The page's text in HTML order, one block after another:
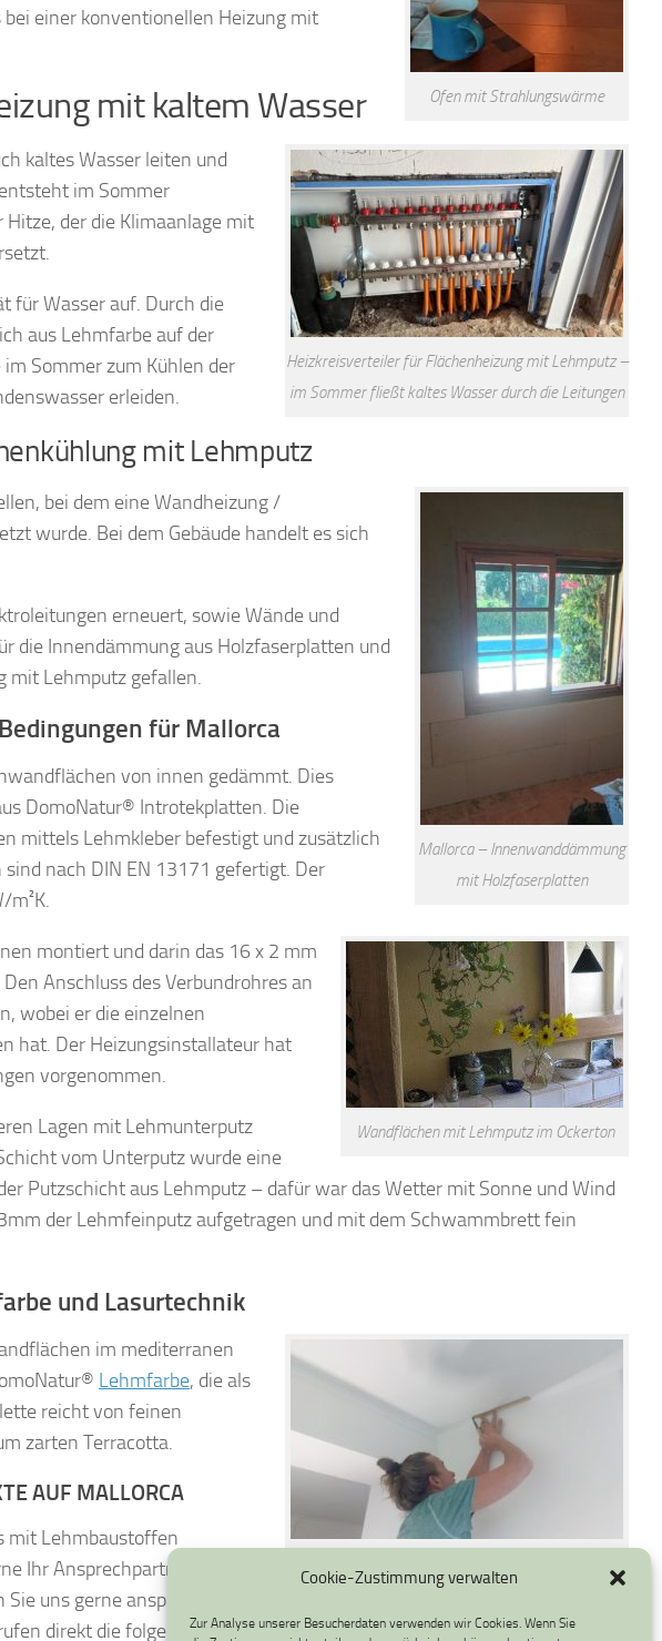
Cookie-Zustimmung verwalten
Zur Analyse unserer Besucherdaten verwenden wir Cookies. Wenn Sie
Ofen mit Strahlungswärme
einer konventionellen Heizung mit
mit kaltem Wasser
Heizkreisverteiler für Flächenheizung mit Lehmputz –
im Sommer fließt kaltes Wasser durch die Leitungen
kaltes Wasser leiten und
im Sommer
der die Klimaanlage mit
für Wasser auf. Durch die
aus Lehmfarbe auf der
Sommer zum Kühlen der
erleiden.
mit Lehmputz
Mallorca – Innenwanddämmung
mit Holzfaserplatten
bei dem eine Wandheizung /
wurde. Bei dem Gebäude handelt es sich
erneuert, sowie Wände und
die Innendämmung aus Holzfaserplatten und
mit Lehmputz gefallen.
für Mallorca
von innen gedämmt. Dies
DomoNatur® Introtekplatten. Die
mittels Lehmkleber befestigt und zusätzlich
nach DIN EN 13171 gefertigt. Der
m²K.
Wandflächen mit Lehmputz im Ockerton
montiert und darin das 16 x 2 mm
Anschluss des Verbundrohres an
wobei er die einzelnen
hat. Der Heizungsinstallateur hat
vorgenommen.
Lagen mit Lehmunterputz
vom Unterputz wurde eine
Putzschicht aus Lehmputz – dafür war das Wetter mit Sonne und Wind
der Lehmfeinputz aufgetragen und mit dem Schwammbrett fein
und Lasurtechnik
im mediterranen
Lehmfarbe, die als
reicht von feinen
zarten Terracotta.
AUF MALLORCA
mit Lehmbaustoffen
Ihr Ansprechpartner. Auch
uns gerne ansprechen. Die
direkt die folgende Mobilfunknummer von Nico von Borstel an: